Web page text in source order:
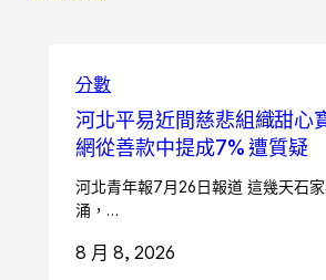
分數
河北平易近間慈悲組織甜心
網從善款中提成7% 遭質疑
河北青年報7月26日報道 這幾天石
涌，…
8 月 8, 2026